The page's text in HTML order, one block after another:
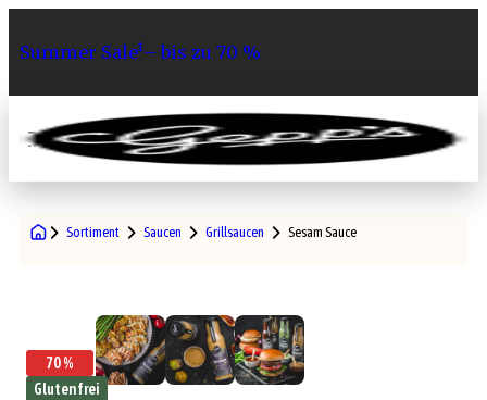
Summer Sale¹– bis zu 70 %
0
Sortiment Saucen Grillsaucen Sesam Sauce
70 %
Glutenfrei